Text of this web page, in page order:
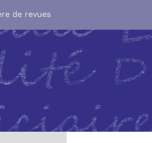
de revues